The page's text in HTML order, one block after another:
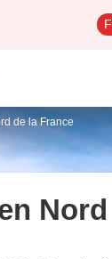
de la France